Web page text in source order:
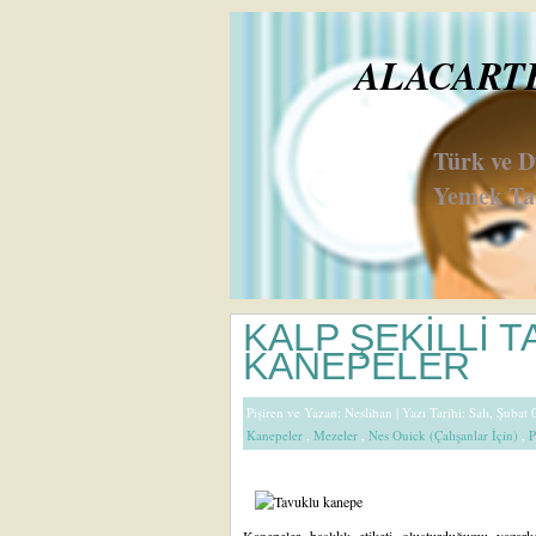
Türk ve
Yemek
KALP ŞEKİLLİ
KANEPELER
Pişiren ve Yazan: Neslihan | Yazı Tarihi: Salı, Şubat
Kanepeler , Mezeler , Nes Ouick (Çalışanlar İçin) ,